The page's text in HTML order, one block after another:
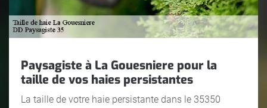
Paysagiste à La Gouesniere pour la
taille de vos haies persistantes
La taille de votre haie persistante dans le 35350